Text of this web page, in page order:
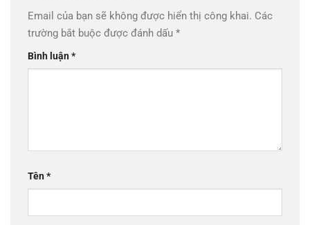
Email của bạn sẽ không được hiển thị công khai. Các
trường bắt buộc được đánh dấu *
Bình luận*
Tên*